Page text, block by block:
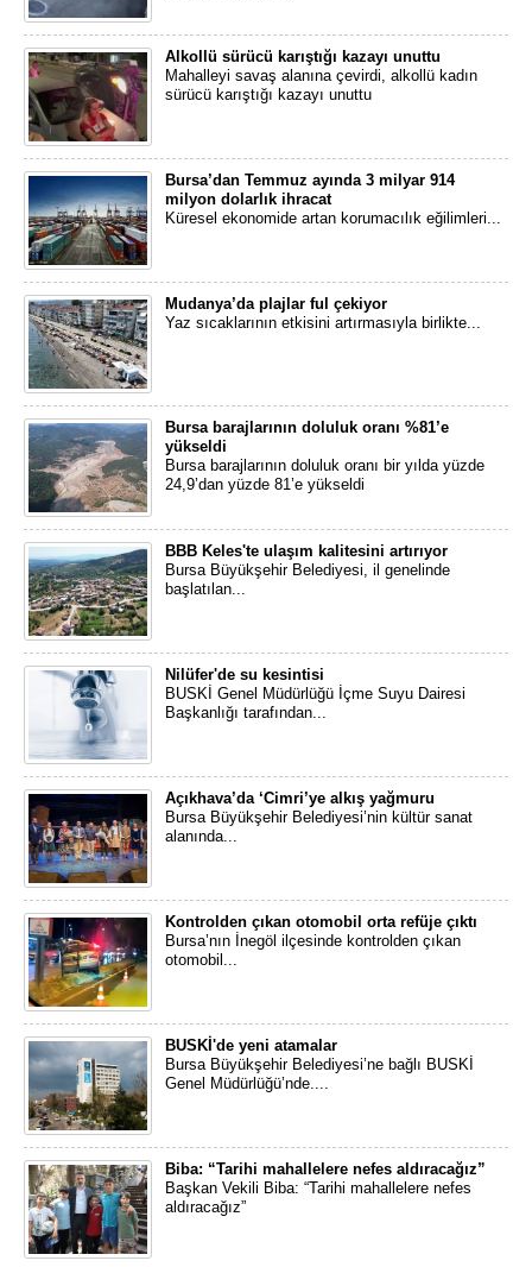
Alkollü sürücü karıştığı kazayı unuttu
Mahalleyi savaş alanına çevirdi, alkollü kadın
sürücü karıştığı kazayı unuttu
Bursa’dan Temmuz ayında 3 milyar 914
milyon dolarlık ihracat
Küresel ekonomide artan korumacılık eğilimleri...
Mudanya’da plajlar ful çekiyor
Yaz sıcaklarının etkisini artırmasıyla birlikte...
Bursa barajlarının doluluk oranı %81’e
yükseldi
Bursa barajlarının doluluk oranı bir yılda yüzde
24,9’dan yüzde 81’e yükseldi
BBB Keles'te ulaşım kalitesini artırıyor
Bursa Büyükşehir Belediyesi, il genelinde
başlatılan...
Nilüfer'de su kesintisi
BUSKİ Genel Müdürlüğü İçme Suyu Dairesi
Başkanlığı tarafından...
Açıkhava’da ‘Cimri’ye alkış yağmuru
Bursa Büyükşehir Belediyesi’nin kültür sanat
alanında...
Kontrolden çıkan otomobil orta refüje çıktı
Bursa’nın İnegöl ilçesinde kontrolden çıkan
otomobil...
BUSKİ'de yeni atamalar
Bursa Büyükşehir Belediyesi’ne bağlı BUSKİ
Genel Müdürlüğü’nde....
Biba: “Tarihi mahallelere nefes aldıracağız”
Başkan Vekili Biba: “Tarihi mahallelere nefes
aldıracağız”